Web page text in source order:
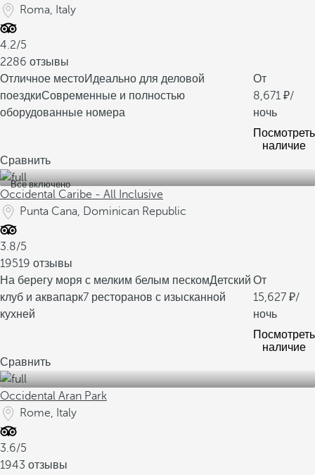
Roma, Italy
4.2/5
2286 отзывы
Отличное местоИдеально для деловой
поездкиСовременные и полностью
оборудованные номера
От
8,671
/
ночь
Посмотреть
наличие
Сравнить
Все включено
Occidental Caribe - All Inclusive
Punta Cana, Dominican Republic
3.8/5
19519 отзывы
На берегу моря с мелким белым пескомДетский
клуб и аквапарк7 ресторанов с изысканной
кухней
От
15,627
/
ночь
Посмотреть
наличие
Сравнить
Occidental Aran Park
Rome, Italy
3.6/5
1943 отзывы